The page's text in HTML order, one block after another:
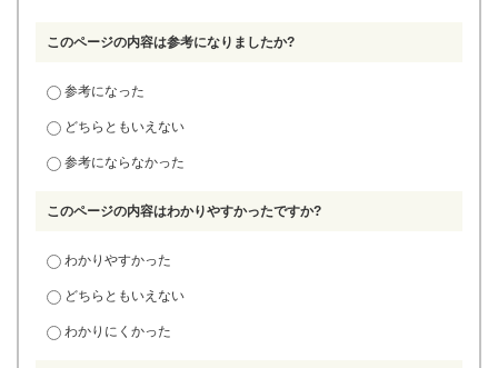
このページの内容は参考になりましたか?
参考になった
どちらともいえない
参考にならなかった
このページの内容はわかりやすかったですか?
わかりやすかった
どちらともいえない
わかりにくかった